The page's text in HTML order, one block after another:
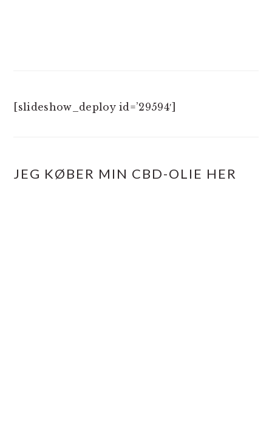
[slideshow_deploy id=’29594′]
JEG KØBER MIN CBD-OLIE HER